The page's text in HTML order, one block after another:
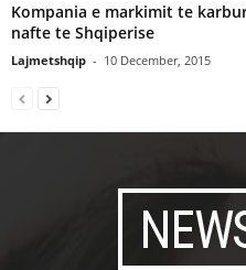
Kompania e markimit te
nafte te Shqiperise
Lajmetshqip - 10 December, 2015